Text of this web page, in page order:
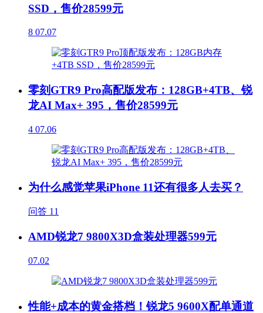
SSD，售价28599元
8 07.07
零刻GTR9 Pro高配版发布：128GB+4TB、锐
龙AI Max+ 395，售价28599元
4 07.06
为什么感觉苹果iPhone 11还有很多人去买？
问答 11
AMD锐龙7 9800X3D盒装处理器599元
07.02
性能+成本的黄金搭档！锐龙5 9600X配单通道